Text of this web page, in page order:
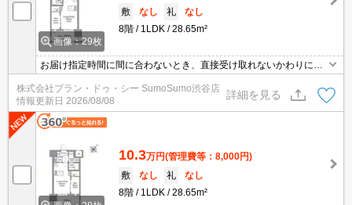
画像：29枚
敷
なし 礼
なし
8階
1LDK 28.65m²
お届け指定時間に間に合わないとき、直接受け取れないかわりに荷
ん。セキュリティ面は、TVインターホン・オートロックなど充実し
ているので安心して生活できます。収納はウォークインクロゼッ
ト・シューズボックスなどが備え付けられているので、衣類や日用
品の収納に重宝します。
株式会社プラン・ドゥ・シー SumoSumo渋谷店
情報更新日 2026/08/08
詳細を見る
10.3万円(管理費等：8,000円)
敷
なし 礼
なし
8階
1LDK 28.65m²